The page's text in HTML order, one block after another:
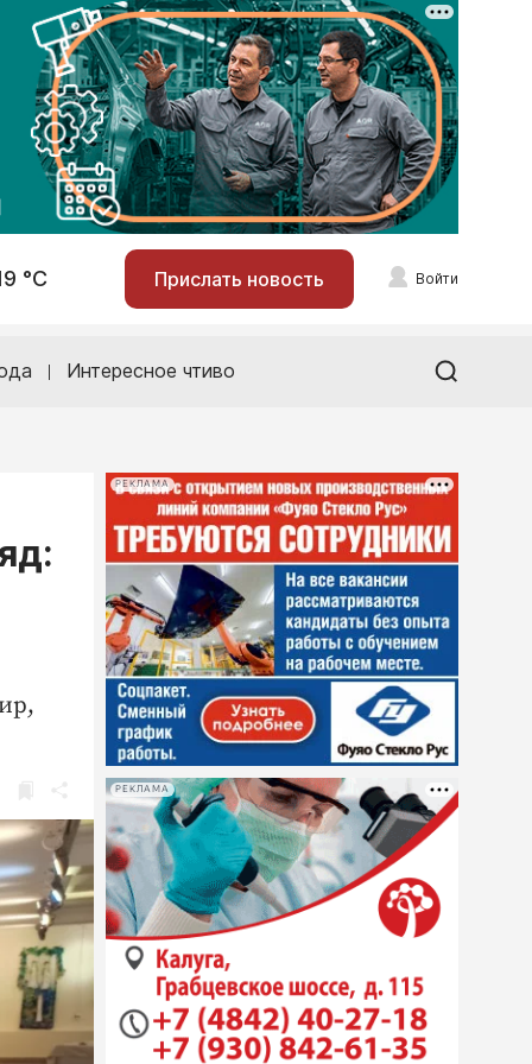
°С Прислать новость Войти
Интересное чтиво
РЕКЛАМА
РЕКЛАМА